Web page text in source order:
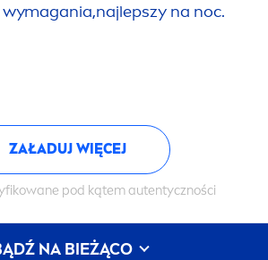
na noc.
ZAŁADUJ WIĘCEJ
pod kątem autentyczności
NA BIEŻĄCO